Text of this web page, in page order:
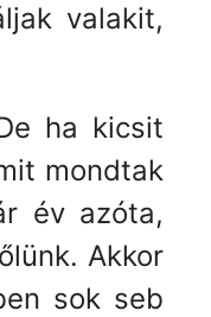
valakit,
ha kicsit
mondtak
év azóta,
Akkor
sok seb